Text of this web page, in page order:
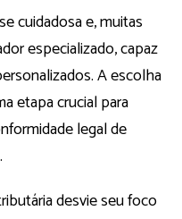
cuidadosa e, muitas
especializado, capaz
A escolha
etapa crucial para
legal de
desvie seu foco